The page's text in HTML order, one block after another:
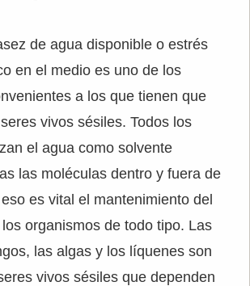
de agua disponible o estrés
en el medio es uno de los
a los que tienen que
vivos sésiles. Todos los
el agua como solvente
las moléculas dentro y fuera de
es vital el mantenimiento del
organismos de todo tipo. Las
las algas y los líquenes son
vivos sésiles que dependen